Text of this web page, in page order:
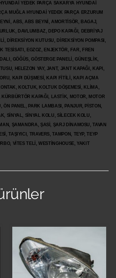
YEDEK PARÇA SAKARYA HYUNDAİ
MUĞLA HYUNDAİ YEDEK PARÇA ERZURUM
ABS, ABS BEYNİ, AMORTİSÖR, BAGAJ,
DAVLUMBAZ, DEPO KAPAĞI, DEBRİYAJ
DİREKSİYON KUTUSU, DİREKSİYON POMPASI,
TESİSATI, EGZOZ, ENJEKTÖR, FAR, FREN
GÖĞÜS, GÖSTERGE PANELİ, GÜNEŞLİK,
HELEZON YAY, JANT, JANT KAPAĞI, KAPI,
KAPI DÜŞMESİ, KAPI FİTİLİ, KAPI AÇMA
KOLTUK, KOLTUK DÖŞEMESİ, KLİMA,
KAPAĞI, LASTİK, MOTOR, MOTOR
ÖN PANEL, PARK LAMBASI, PANJUR, PİSTON,
SİNYAL, SİNYAL KOLU, SİLECEK KOLU,
ŞAMANDRA, ŞASİ, ŞARJ DİNAMOSU, TAVAN
TAŞIYICI, TRAVERS, TAMPON, TEYP, TEYP
VİTES TELİ, WESTİNGHOUSE, YAKIT